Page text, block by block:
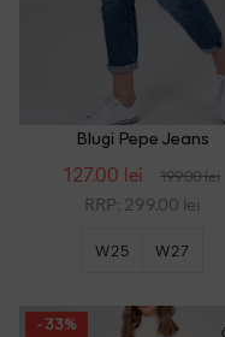
Blugi Pepe Jeans
127.00 lei 199.00 lei
RRP: 299.00 lei
W25 W27
- 33%